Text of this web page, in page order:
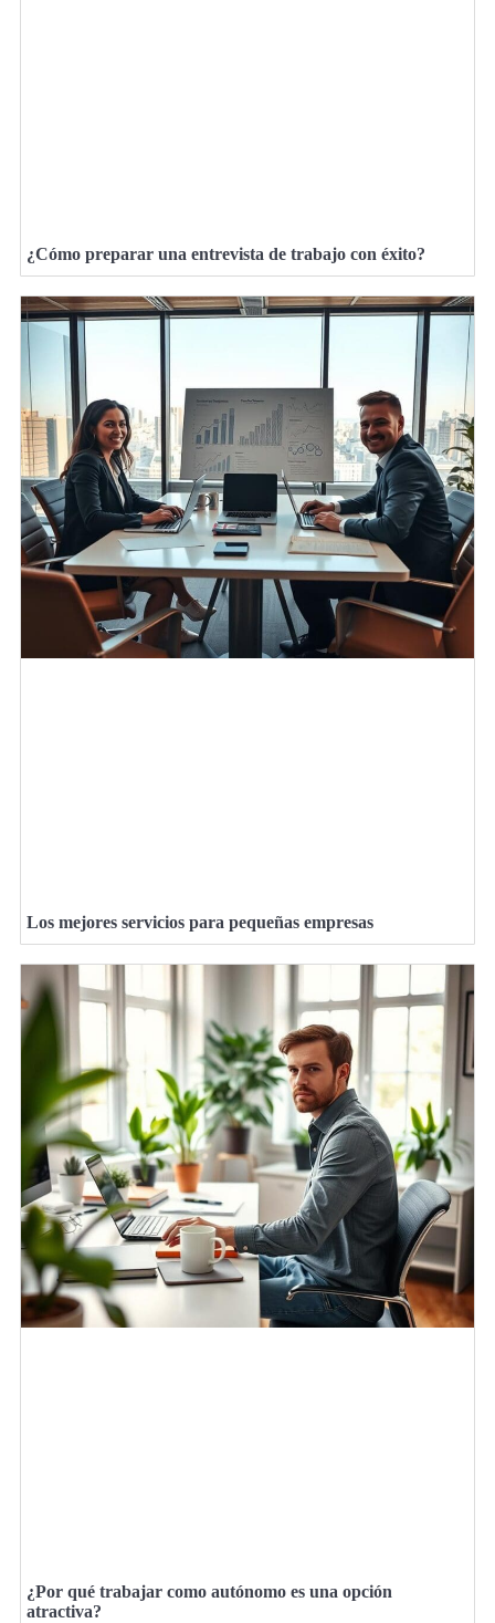
¿Cómo preparar una entrevista de trabajo con éxito?
Los mejores servicios para pequeñas empresas
¿Por qué trabajar como autónomo es una opción
atractiva?